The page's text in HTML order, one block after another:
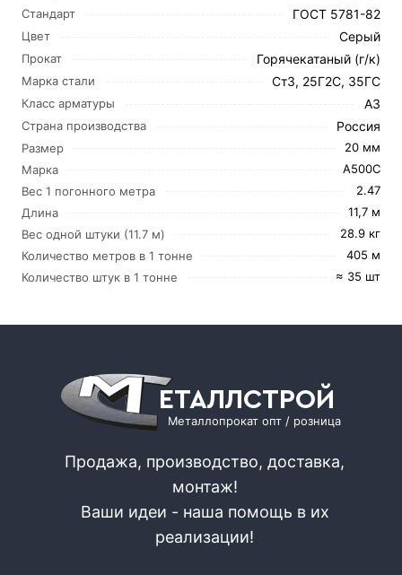
Стандарт ГОСТ 5781-82
Цвет Серый
Прокат Горячекатаный (г/к)
Марка стали Ст3, 25Г2С, 35ГС
Класс арматуры А3
Страна производства Россия
Размер
20 мм
Марка
А500С
Вес 1 погонного метра
2.47
Длина
11,7 м
Вес одной штуки (11.7 м)
28.9 кг
Количество метров в 1 тонне
405 м
Количество штук в 1 тонне
≈ 35 шт
ЕТАЛЛСТРОЙ
Металлопрокат опт / розница
Продажа, производство, доставка,
монтаж!
Ваши идеи - наша помощь в их
реализации!